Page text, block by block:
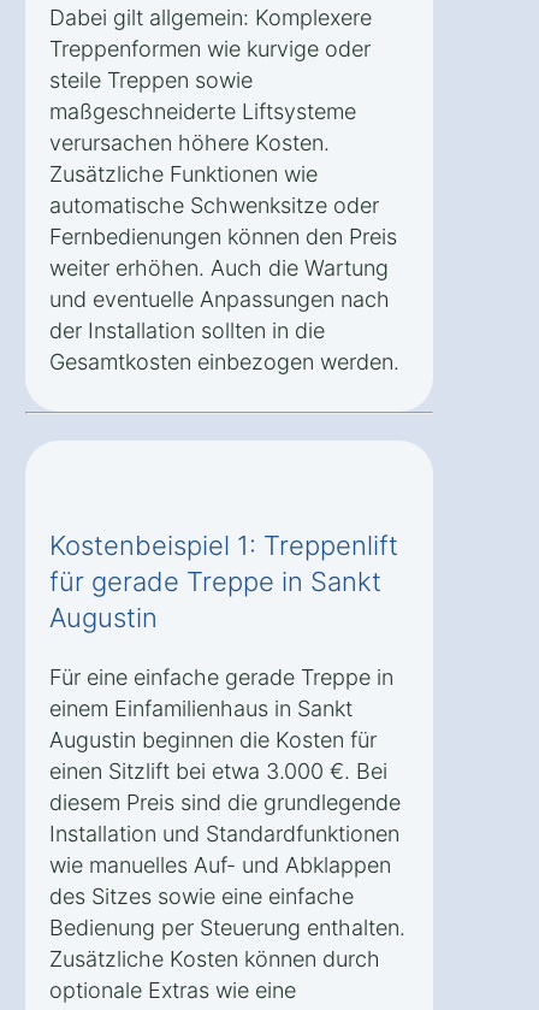
Dabei gilt allgemein: Komplexere
Treppenformen wie kurvige oder
steile Treppen sowie
maßgeschneiderte Liftsysteme
verursachen höhere Kosten.
Zusätzliche Funktionen wie
automatische Schwenksitze oder
Fernbedienungen können den Preis
weiter erhöhen. Auch die Wartung
und eventuelle Anpassungen nach
der Installation sollten in die
Gesamtkosten einbezogen werden.
Kostenbeispiel 1: Treppenlift
für gerade Treppe in Sankt
Augustin
Für eine einfache gerade Treppe in
einem Einfamilienhaus in Sankt
Augustin beginnen die Kosten für
einen Sitzlift bei etwa 3.000 €. Bei
diesem Preis sind die grundlegende
Installation und Standardfunktionen
wie manuelles Auf- und Abklappen
des Sitzes sowie eine einfache
Bedienung per Steuerung enthalten.
Zusätzliche Kosten können durch
optionale Extras wie eine